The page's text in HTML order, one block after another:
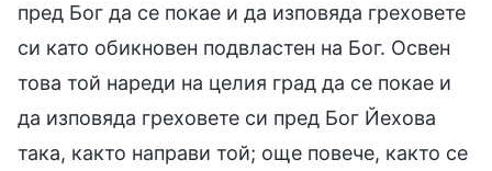
пред Бог да се покае и да изповяда греховете
си като обикновен подвластен на Бог. Освен
това той нареди на целия град да се покае и
да изповяда греховете си пред Бог Йехова
така, както направи той; още повече, както се